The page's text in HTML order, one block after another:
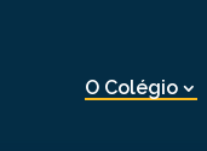
O Colégio